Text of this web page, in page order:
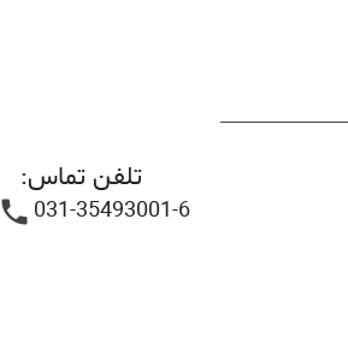
تلفن تماس:
031-35493001-6
phone